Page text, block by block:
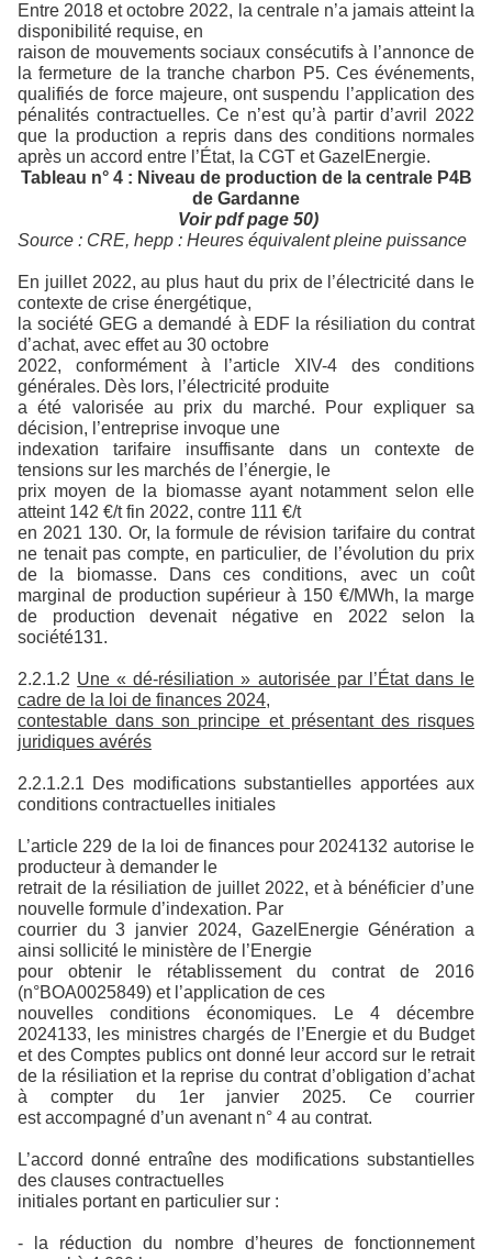
Entre 2018 et octobre 2022, la centrale n’a jamais atteint la
disponibilité requise, en
raison de mouvements sociaux consécutifs à l’annonce de
la fermeture de la tranche charbon P5. Ces événements,
qualifiés de force majeure, ont suspendu l’application des
pénalités contractuelles. Ce n’est qu’à partir d’avril 2022
que la production a repris dans des conditions normales
après un accord entre l’État, la CGT et GazelEnergie.
Tableau n° 4 : Niveau de production de la centrale P4B
de Gardanne
Voir pdf page 50)
Source : CRE, hepp : Heures équivalent pleine puissance
En juillet 2022, au plus haut du prix de l’électricité dans le
contexte de crise énergétique,
la société GEG a demandé à EDF la résiliation du contrat
d’achat, avec effet au 30 octobre
2022, conformément à l’article XIV-4 des conditions
générales. Dès lors, l’électricité produite
a été valorisée au prix du marché. Pour expliquer sa
décision, l’entreprise invoque une
indexation tarifaire insuffisante dans un contexte de
tensions sur les marchés de l’énergie, le
prix moyen de la biomasse ayant notamment selon elle
atteint 142 €/t fin 2022, contre 111 €/t
en 2021 130. Or, la formule de révision tarifaire du contrat
ne tenait pas compte, en particulier, de l’évolution du prix
de la biomasse. Dans ces conditions, avec un coût
marginal de production supérieur à 150 €/MWh, la marge
de production devenait négative en 2022 selon la
société131.
2.2.1.2 Une « dé-résiliation » autorisée par l’État dans le
cadre de la loi de finances 2024,
contestable dans son principe et présentant des risques
juridiques avérés
2.2.1.2.1 Des modifications substantielles apportées aux
conditions contractuelles initiales
L’article 229 de la loi de finances pour 2024132 autorise le
producteur à demander le
retrait de la résiliation de juillet 2022, et à bénéficier d’une
nouvelle formule d’indexation. Par
courrier du 3 janvier 2024, GazelEnergie Génération a
ainsi sollicité le ministère de l’Energie
pour obtenir le rétablissement du contrat de 2016
(n°BOA0025849) et l’application de ces
nouvelles conditions économiques. Le 4 décembre
2024133, les ministres chargés de l’Energie et du Budget
et des Comptes publics ont donné leur accord sur le retrait
de la résiliation et la reprise du contrat d’obligation d’achat
à compter du 1er janvier 2025. Ce courrier
est accompagné d’un avenant n° 4 au contrat.
L’accord donné entraîne des modifications substantielles
des clauses contractuelles
initiales portant en particulier sur :
- la réduction du nombre d’heures de fonctionnement